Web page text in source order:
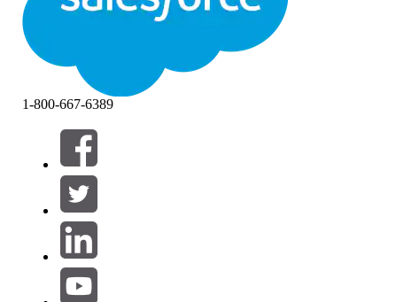
Filter (0)
VÄLJ FILTER
Produktområde
1-800-667-6389